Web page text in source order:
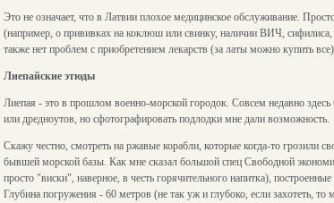
Это не означает, что в Латвии плохое медицинское обслуживание.
(например, о прививках на коклюш или свинку, наличии ВИЧ, сифилиса,
также нет проблем с приобретением лекарств (за латы можно купить
Лиепайские этюды
Лиепая - это в прошлом военно-морской городок. Совсем недавно
или дредноутов, но сфотографировать подлодки мне дали возможность.
Скажу честно, смотреть на ржавые корабли, которые когда-то
бывшей морской базы. Как мне сказал большой спец Свободной
просто "виски", наверное, в честь горячительного напитка),
Глубина погружения - 60 метров (не так уж и глубоко, если захотеть,